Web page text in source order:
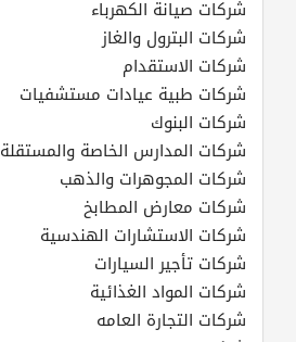
شركات صيانة الكهرباء
شركات البترول والغاز
شركات الاستقدام
شركات طبية عيادات مستشفيات
شركات البنوك
شركات المدارس الخاصة والمستقلة
شركات المجوهرات والذهب
شركات معارض المطابخ
شركات الاستشارات الهندسية
شركات تأجير السيارات
شركات المواد الغذائية
شركات التجارة العامه